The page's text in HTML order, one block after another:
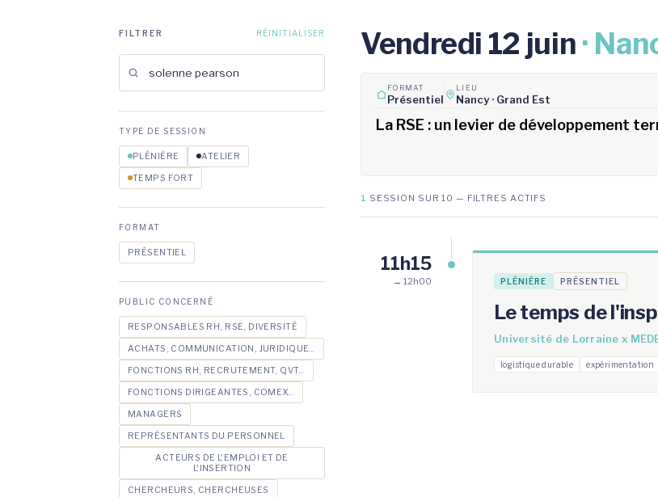
FILTRER RÉINITIALISER
TYPE DE SESSION
PLÉNIÈRE ATELIER
TEMPS FORT
FORMAT
PRÉSENTIEL
PUBLIC CONCERNÉ
RESPONSABLES RH, RSE, DIVERSITÉ
ACHATS, COMMUNICATION, JURIDIQUE...
FONCTIONS RH, RECRUTEMENT, QVT...
FONCTIONS DIRIGEANTES, COMEX...
MANAGERS
REPRÉSENTANTS DU PERSONNEL
ACTEURS DE L'EMPLOI ET DE
L'INSERTION
CHERCHEURS, CHERCHEUSES
Vendredi 12 juin ·
FORMAT
Présentiel
LIEU
Nancy · Grand Est
La RSE : un levier de développement
1 SESSION SUR 10 — FILTRES ACTIFS
11h15
→ 12h00 PLÉNIÈRE PRÉSENTIEL
Le temps de
Université de Lorraine x
logistique durable expérimentation